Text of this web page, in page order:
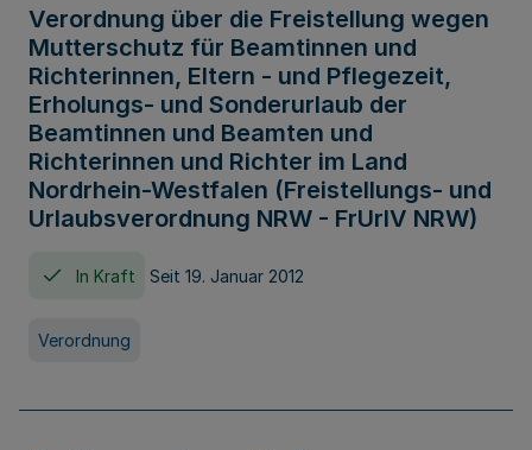
Verordnung über die Freistellung wegen
Mutterschutz für Beamtinnen und
Richterinnen, Eltern - und Pflegezeit,
Erholungs- und Sonderurlaub der
Beamtinnen und Beamten und
Richterinnen und Richter im Land
Nordrhein-Westfalen (Freistellungs- und
Urlaubsverordnung NRW - FrUrlV NRW)
In Kraft Seit 19. Januar 2012
Verordnung